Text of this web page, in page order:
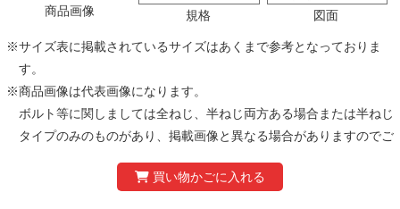
商品画像 規格 図面
※サイズ表に掲載されているサイズはあくまで参考となっておりま
す。
※商品画像は代表画像になります。
ボルト等に関しましては全ねじ、半ねじ両方ある場合または半ねじ
タイプのみのものがあり、掲載画像と異なる場合がありますのでご
製品の仕様および価格は、予告なく変更する場合があります。あら